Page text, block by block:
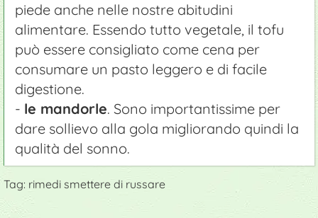
piede anche nelle nostre abitudini
alimentare. Essendo tutto vegetale, il tofu
può essere consigliato come cena per
consumare un pasto leggero e di facile
digestione.
- le mandorle. Sono importantissime per
dare sollievo alla gola migliorando quindi la
qualità del sonno.
Tag: rimedi smettere di russare